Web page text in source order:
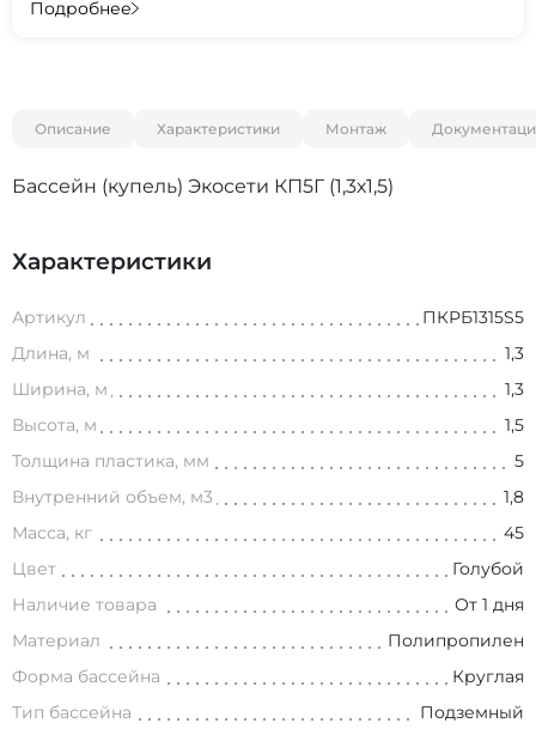
Подробнее
Описание Характеристики Монтаж
Бассейн (купель) Экосети КП5Г (1,3х1,5)
Характеристики
Артикул
ПКРБ1315S5
Длина, м
1,3
Ширина, м
1,3
Высота, м
1,5
Толщина пластика, мм
5
Внутренний объем, м3
1,8
Масса, кг
45
Цвет
Голубой
Наличие товара
От 1 дня
Материал
Полипропилен
Форма бассейна
Круглая
Тип бассейна
Подземный